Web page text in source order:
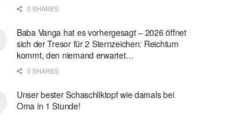
0 SHARES
Baba Vanga hat es vorhergesagt – 2026 öffnet
sich der Tresor für 2 Sternzeichen: Reichtum
kommt, den niemand erwartet…
0 SHARES
Unser bester Schaschliktopf wie damals bei
Oma in 1 Stunde!